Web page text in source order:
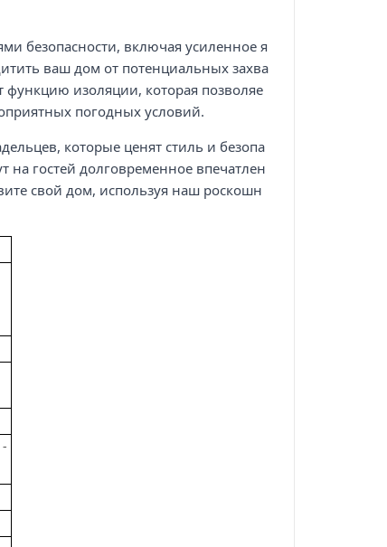
безопасности, включая усиленное я
ваш дом от потенциальных захва
функцию изоляции, которая позволяе
погодных условий.
которые ценят стиль и безопа
на гостей долговременное впечатлен
свой дом, используя наш роскошн
-